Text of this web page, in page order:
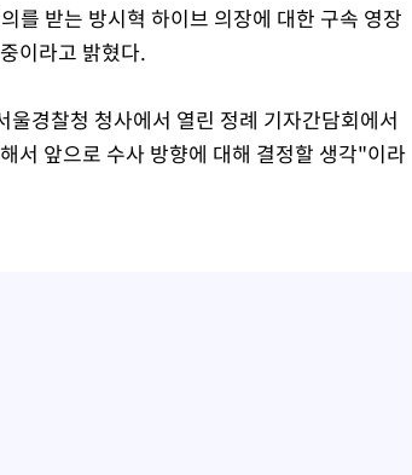
를 받는 방시혁 하이브 의장에 대한 구속 영장
이라고 밝혔다.
경찰청 청사에서 열린 정례 기자간담회에서
서 앞으로 수사 방향에 대해 결정할 생각"이라